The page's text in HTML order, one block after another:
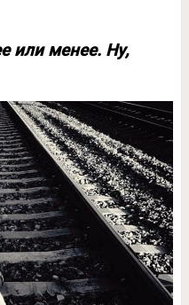
или менее. Ну,